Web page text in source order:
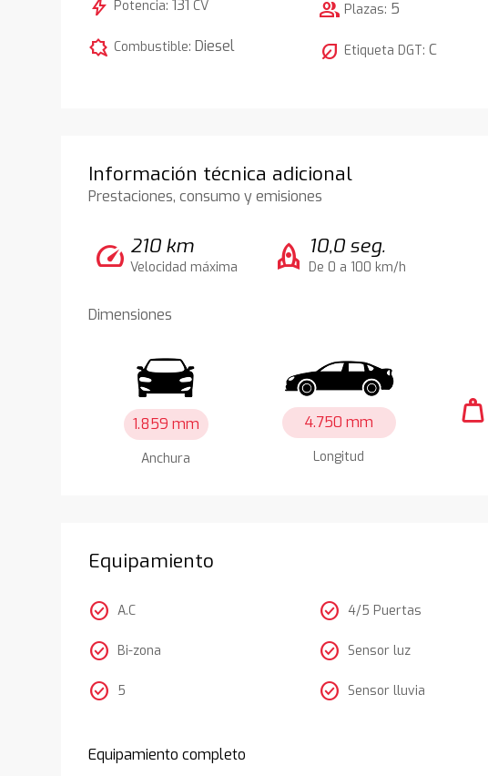
bolt Potencia:131 CV
comic_bubble Combustible:Diesel
group Plazas: 5
nest_eco_leaf Etiqueta DGT:C
Información técnica adicional
Prestaciones, consumo y emisiones
speed 210 km
Velocidad máxima rocket 10,0 seg.
De 0 a 100 km/h
Dimensiones
1.859 mm
Anchura
4.750 mm
Longitud
weight
Equipamiento
check_circle A.C
check_circle Bi-zona
check_circle 5
check_circle 4/5 Puertas
check_circle Sensor luz
check_circle Sensor lluvia
Equipamiento completo